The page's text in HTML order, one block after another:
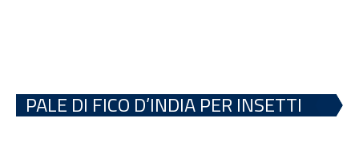
PALE DI FICO D’INDIA PER INSETTI